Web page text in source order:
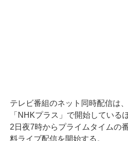
テレビ番組のネット同時配信は
「NHKプラス」で開始している
2日夜7時からプライムタイムの
料ライブ配信を開始する。